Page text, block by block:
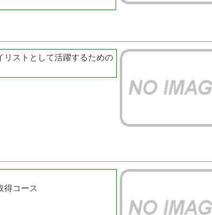
リストとして活躍するための
得コース